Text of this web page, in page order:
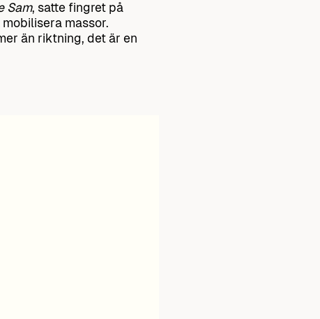
Sam, satte fingret på
massor.
än riktning, det är en